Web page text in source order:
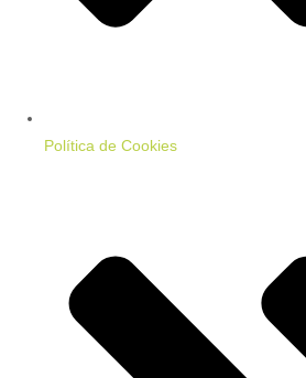
Política de Cookies